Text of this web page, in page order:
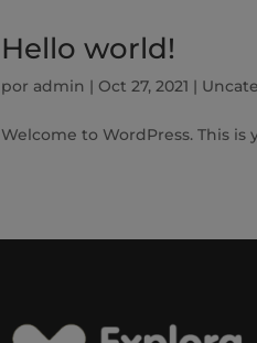
Hello world!
por admin | Oct 27, 2021 |
Welcome to WordPress. This